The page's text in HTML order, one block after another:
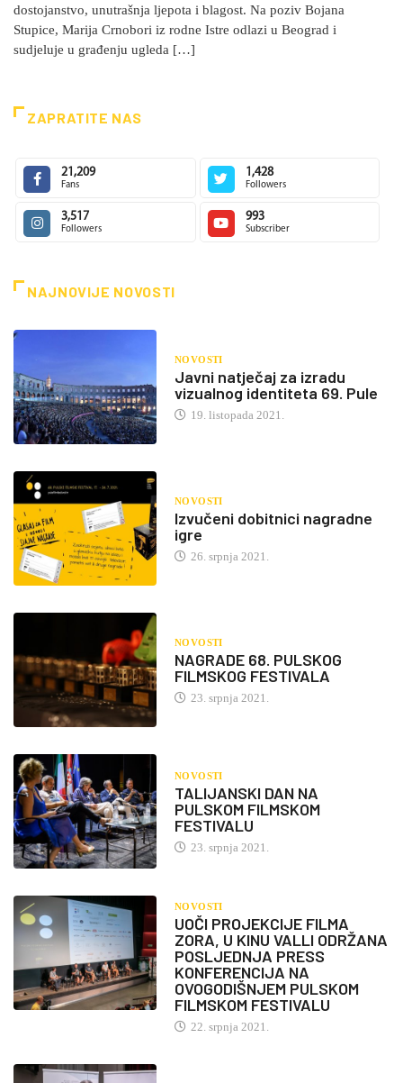
dostojanstvo, unutrašnja ljepota i blagost. Na poziv Bojana
Stupice, Marija Crnobori iz rodne Istre odlazi u Beograd i
sudjeluje u građenju ugleda […]
ZAPRATITE NAS
21,209
Fans
1,428
Followers
3,517
Followers
993
Subscriber
NAJNOVIJE NOVOSTI
NOVOSTI
Javni natječaj za izradu
vizualnog identiteta 69. Pule
19. listopada 2021.
NOVOSTI
Izvučeni dobitnici nagradne
igre
26. srpnja 2021.
NOVOSTI
NAGRADE 68. PULSKOG
FILMSKOG FESTIVALA
23. srpnja 2021.
NOVOSTI
TALIJANSKI DAN NA
PULSKOM FILMSKOM
FESTIVALU
23. srpnja 2021.
NOVOSTI
UOČI PROJEKCIJE FILMA
ZORA, U KINU VALLI ODRŽANA
POSLJEDNJA PRESS
KONFERENCIJA NA
OVOGODIŠNJEM PULSKOM
FILMSKOM FESTIVALU
22. srpnja 2021.